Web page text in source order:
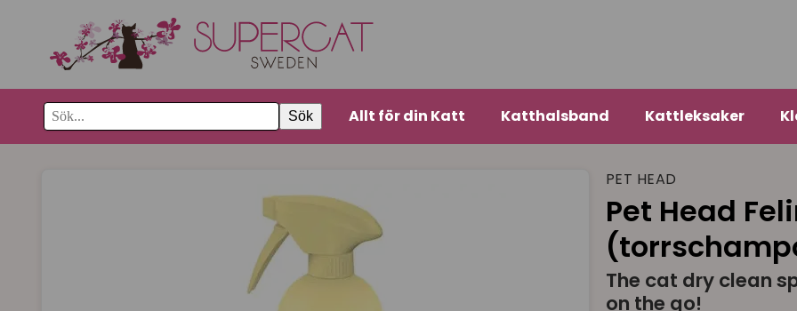
Sök Allt för din Katt Katthalsband Kattleksaker
PET HEAD
Pet Head
The cat dry clean
on the go!